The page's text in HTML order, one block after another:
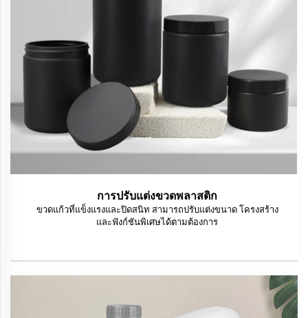
การปรับแต่งขวดพลาสติก
ขวดแก้วที่แข็งแรงและปิดสนิท สามารถปรับแต่งขนาด โครงสร้าง
และฟังก์ชันพิเศษได้ตามต้องการ